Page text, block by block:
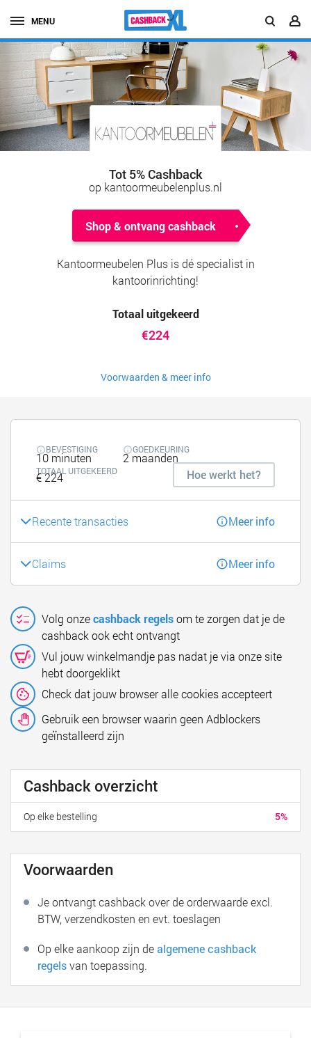
MENU
Tot 5% Cashback
op kantoormeubelenplus.nl
Shop & ontvang cashback
Kantoormeubelen Plus is dé specialist in
kantoorinrichting!
Totaal uitgekeerd
€224
Voorwaarden & meer info
BEVESTIGING
10 minuten
GOEDKEURING
2 maanden
TOTAAL UITGEKEERD
€ 224 Hoe werkt het?
Recente transacties Meer info
Claims Meer info
Volg onzecashback regelsom te zorgen dat je de
cashback ook echt ontvangt
Vul jouw winkelmandje pas nadat je via onze site
hebt doorgeklikt
Check dat jouw browser alle cookies accepteert
Gebruik een browser waarin geen Adblockers
geïnstalleerd zijn
Cashback overzicht
5%
Op elke bestelling
Voorwaarden
Je ontvangt cashback over de orderwaarde excl.
BTW, verzendkosten en evt. toeslagen
Op elke aankoop zijn dealgemene cashback
regelsvan toepassing.